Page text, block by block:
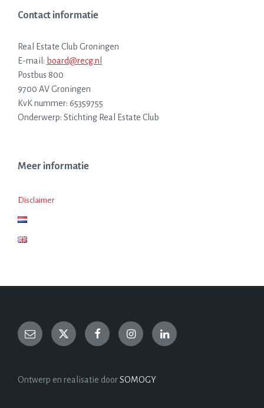
Contact informatie
Real Estate Club Groningen
E-mail: board@recg.nl
Postbus 800
9700 AV Groningen
KvK nummer: 65359755
Onderwerp: Stichting Real Estate Club
Meer informatie
Disclaimer
Ontwerp en realisatie doorSOMOGY